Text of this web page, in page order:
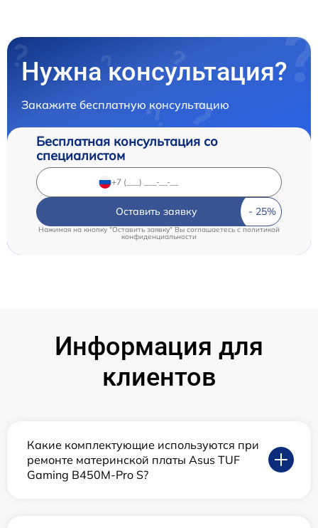
Нужна консультация?
Закажите бесплатную консультацию
Бесплатная консультация со
специалистом
Оставить заявку
Нажимая на кнопку "Оставить заявку" Вы соглашаетесь cполитикой
конфиденциальности
Информация для
клиентов
Какие комплектующие используются при
ремонте материнской платы Asus TUF
Gaming B450M-Pro S?